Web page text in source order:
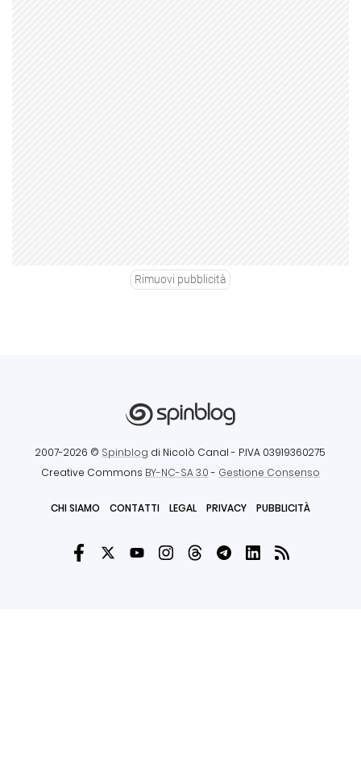
Rimuovi pubblicità
2007-2026 © Spinblog di Nicolò Canal - P.IVA 03919360275
Creative Commons BY-NC-SA 3.0- Gestione Consenso
CHI SIAMO CONTATTI LEGAL PRIVACY PUBBLICITÀ